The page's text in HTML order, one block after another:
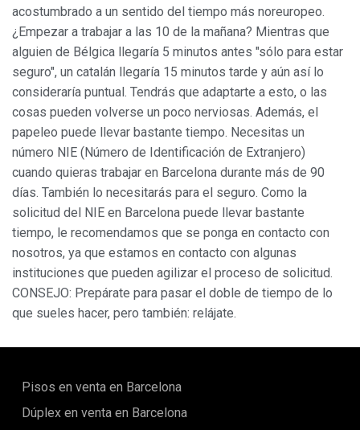
acostumbrado a un sentido del tiempo más noreuropeo.
¿Empezar a trabajar a las 10 de la mañana? Mientras que
alguien de Bélgica llegaría 5 minutos antes "sólo para estar
seguro", un catalán llegaría 15 minutos tarde y aún así lo
consideraría puntual. Tendrás que adaptarte a esto, o las
cosas pueden volverse un poco nerviosas. Además, el
papeleo puede llevar bastante tiempo. Necesitas un
número NIE (Número de Identificación de Extranjero)
cuando quieras trabajar en Barcelona durante más de 90
días. También lo necesitarás para el seguro. Como la
solicitud del NIE en Barcelona puede llevar bastante
tiempo, le recomendamos que se ponga en contacto con
nosotros, ya que estamos en contacto con algunas
instituciones que pueden agilizar el proceso de solicitud.
CONSEJO: Prepárate para pasar el doble de tiempo de lo
que sueles hacer, pero también: relájate.
Pisos en venta en Barcelona
Dúplex en venta en Barcelona